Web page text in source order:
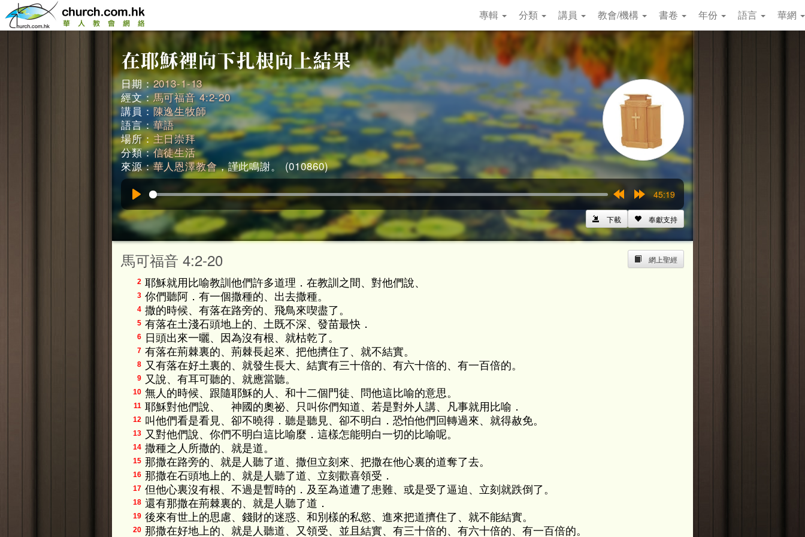
專輯 分類 講員 教會/機構 書卷 年份 語言 華網
日期：2013-1-13
經文：馬可福音 4:2-20
講員：陳逸生牧師
語言：華語
場所：主日崇拜
分類：信徒生活
來源：華人恩澤教會，謹此鳴謝。 (010860)
Play
15s
15s
45:19
奉獻支持
下載
網上聖經
馬可福音 4:2-20
2 耶穌就用比喻教訓他們許多道理．在教訓之間、對他們說、
3 你們聽阿．有一個撒種的、出去撒種。
4 撒的時候、有落在路旁的、飛鳥來喫盡了。
5 有落在土淺石頭地上的、土既不深、發苗最快．
6 日頭出來一曬、因為沒有根、就枯乾了。
7 有落在荊棘裏的、荊棘長起來、把他擠住了、就不結實。
8 又有落在好土裏的、就發生長大、結實有三十倍的、有六十倍的、有一百倍的。
9 又說、有耳可聽的、就應當聽。
10 無人的時候、跟隨耶穌的人、和十二個門徒、問他這比喻的意思。
11 耶穌對他們說、 神國的奧祕、只叫你們知道、若是對外人講、凡事就用比喻．
12 叫他們看是看見、卻不曉得．聽是聽見、卻不明白．恐怕他們回轉過來、就得赦免。
13 又對他們說、你們不明白這比喻麼．這樣怎能明白一切的比喻呢。
14 撒種之人所撒的、就是道。
15 那撒在路旁的、就是人聽了道、撒但立刻來、把撒在他心裏的道奪了去。
16 那撒在石頭地上的、就是人聽了道、立刻歡喜領受．
17 但他心裏沒有根、不過是暫時的．及至為道遭了患難、或是受了逼迫、立刻就跌倒了。
18 還有那撒在荊棘裏的、就是人聽了道．
19 後來有世上的思慮、錢財的迷惑、和別樣的私慾、進來把道擠住了、就不能結實。
20 那撒在好地上的、就是人聽道、又領受、並且結實、有三十倍的、有六十倍的、有一百倍的。